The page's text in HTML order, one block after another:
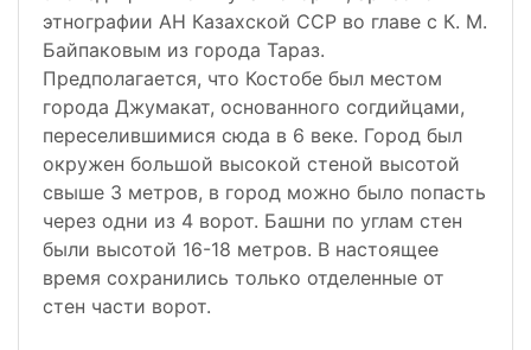
этнографии АН Казахской ССР во главе с К. М.
Байпаковым из города Тараз.
Предполагается, что Костобе был местом
города Джумакат, основанного согдийцами,
переселившимися сюда в 6 веке. Город был
окружен большой высокой стеной высотой
свыше 3 метров, в город можно было попасть
через одни из 4 ворот. Башни по углам стен
были высотой 16-18 метров. В настоящее
время сохранились только отделенные от
стен части ворот.